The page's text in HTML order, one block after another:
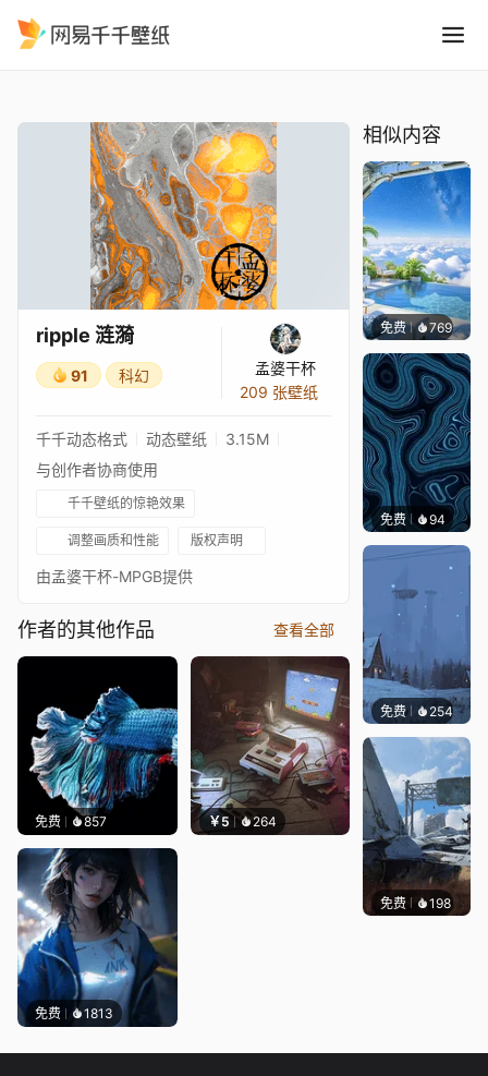
ripple 涟漪
91 科幻
孟婆干杯
209 张壁纸
千千动态格式 动态壁纸
3.15M
与创作者协商使用
千千壁纸的惊艳效果
调整画质和性能 版权声明
由孟婆干杯-MPGB提供
作者的其他作品 查看全部
免费 857 ￥5 264
免费 1813
相似内容
免费 769豆子
免费 94
免费 254
免费 198